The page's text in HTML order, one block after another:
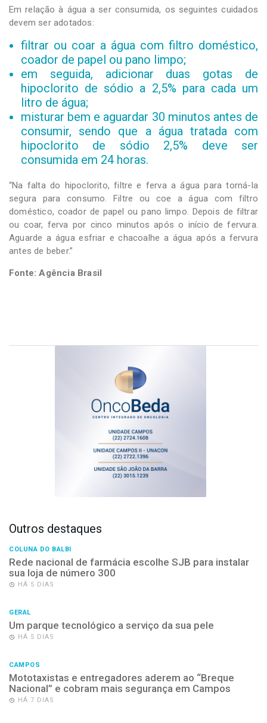
Em relação à água a ser consumida, os seguintes cuidados
devem ser adotados:
filtrar ou coar a água com filtro doméstico,
coador de papel ou pano limpo;
em seguida, adicionar duas gotas de
hipoclorito de sódio a 2,5% para cada um
litro de água;
misturar bem e aguardar 30 minutos antes de
consumir, sendo que a água tratada com
hipoclorito de sódio 2,5% deve ser
consumida em 24 horas.
“Na falta do hipoclorito, filtre e ferva a água para torná-la
segura para consumo. Filtre ou coe a água com filtro
doméstico, coador de papel ou pano limpo. Depois de filtrar
ou coar, ferva por cinco minutos após o início de fervura.
Aguarde a água esfriar e chacoalhe a água após a fervura
antes de beber.”
Fonte: Agência Brasil
Outros destaques
COLUNA DO BALBI
Rede nacional de farmácia escolhe SJB para instalar
sua loja de número 300
HÁ 5 DIAS
GERAL
Um parque tecnológico a serviço da sua pele
HÁ 5 DIAS
CAMPOS
Mototaxistas e entregadores aderem ao “Breque
Nacional” e cobram mais segurança em Campos
HÁ 7 DIAS